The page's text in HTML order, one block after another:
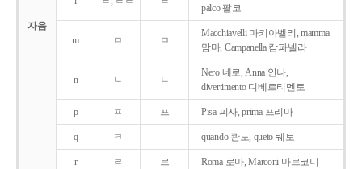
자음
palco 팔코
m ㅁ ㅁ
Macchiavelli 마키아벨리, mamma
맘마, Campanella 캄파넬라
n ㄴ ㄴ
Nero 네로, Anna 안나,
divertimento 디베르티멘토
p ㅍ 프 Pisa 피사, prima 프리마
q ㅋ ― quando 콴도, queto 퀘토
r ㄹ 르 Roma 로마, Marconi 마르코니